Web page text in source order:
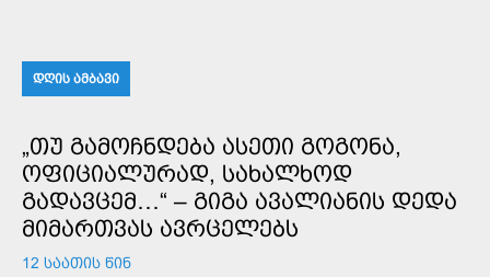
ᲓᲦᲘᲡ ᲐᲛᲑᲐᲕᲘ
„ᲗᲣ ᲒᲐᲛᲝᲩᲜᲓᲔᲑᲐ ᲐᲡᲔᲗᲘ ᲒᲝᲒᲝᲜᲐ,
ᲝᲤᲘᲪᲘᲐᲚᲣᲠᲐᲓ, ᲡᲐᲮᲐᲚᲮᲝᲓ
ᲒᲐᲓᲐᲕᲪᲔᲛ…“ – ᲒᲘᲒᲐ ᲐᲕᲐᲚᲘᲐᲜᲘᲡ ᲓᲔᲓᲐ
ᲛᲘᲛᲐᲠᲗᲕᲐᲡ ᲐᲕᲠᲪᲔᲚᲔᲑᲡ
12 ᲡᲐᲐᲗᲘᲡ ᲬᲘᲜ